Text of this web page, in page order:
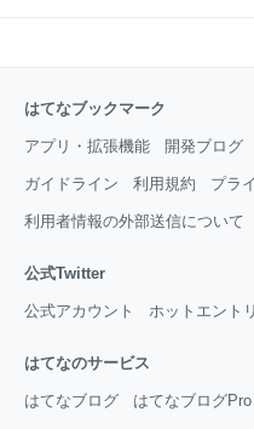
はてなブックマーク
アプリ・拡張機能 開発ブログ
ガイドライン 利用規約 プラ
利用者情報の外部送信について
公式Twitter
公式アカウント ホットエント
はてなのサービス
はてなブログ はてなブログPro